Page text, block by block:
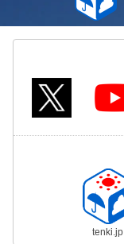
tenki.jp